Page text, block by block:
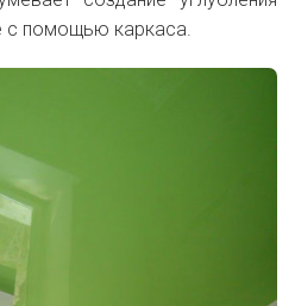
с помощью каркаса.